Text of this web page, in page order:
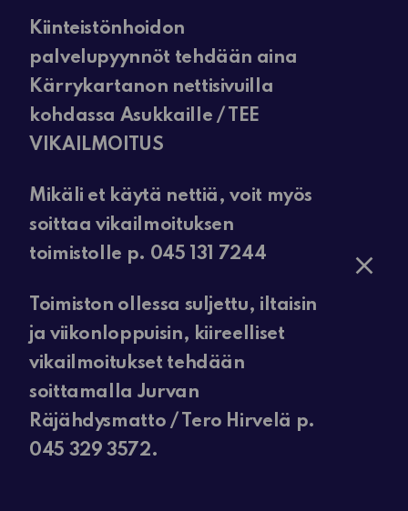
Kiinteistönhoidon
palvelupyynnöt tehdään aina
Kärrykartanon nettisivuilla
kohdassa Asukkaille / TEE
VIKAILMOITUS
Mikäli et käytä nettiä, voit myös
soittaa vikailmoituksen
toimistolle p. 045 131 7244
Toimiston ollessa suljettu, iltaisin
ja viikonloppuisin, kiireelliset
vikailmoitukset tehdään
soittamalla Jurvan
Räjähdysmatto / Tero Hirvelä p.
045 329 3572.